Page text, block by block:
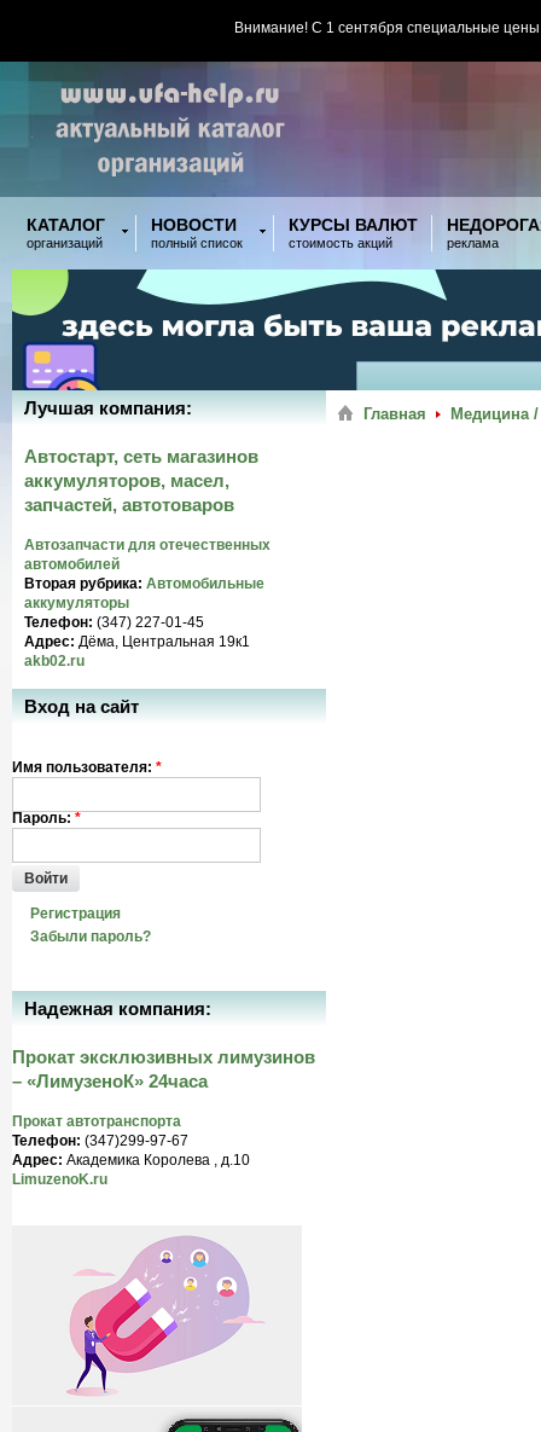
Внимание! С 1 сентября специальные
КАТАЛОГ
организаций
НОВОСТИ
полный список
КУРСЫ ВАЛЮТ
стоимость акций реклама
Главная Медицина
Лучшая компания:
Автостарт, сеть магазинов
аккумуляторов, масел,
запчастей, автотоваров
Автозапчасти для отечественных
автомобилей
Вторая рубрика: Автомобильные
аккумуляторы
Телефон: (347) 227-01-45
Адрес: Дёма, Центральная 19к1
akb02.ru
Вход на сайт
Имя пользователя: *
Пароль: *
Войти
Регистрация
Забыли пароль?
Надежная компания:
Прокат эксклюзивных лимузинов
– «ЛимузеноК» 24часа
Прокат автотранспорта
Телефон: (347)299-97-67
Адрес: Академика Королева , д.10
LimuzenoK.ru